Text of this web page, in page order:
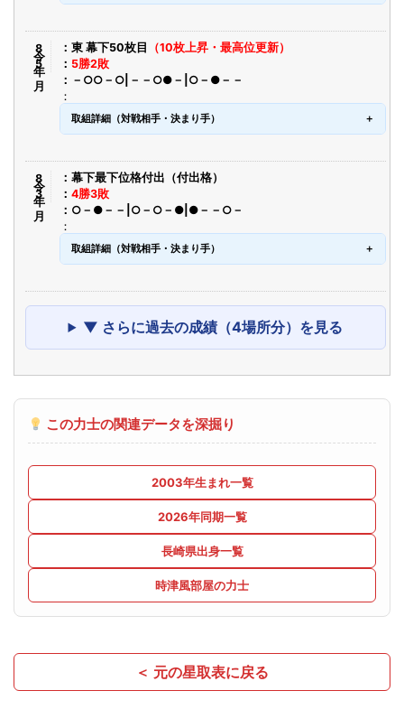
令8年5月 東 幕下50枚目
（10枚上昇・最高位更新）
5勝2敗
－○○－○|－－○●－|○－●－－
取組詳細（対戦相手・決まり手）
令8年3月
幕下最下位格付出（付出格）
4勝3敗
○－●－－|○－○－●|●－－○－
取組詳細（対戦相手・決まり手）
▼ さらに過去の成績（4場所分）を見る
この力士の関連データを深掘り
2003年生まれ一覧
2026年同期一覧
長崎県出身一覧
時津風部屋の力士
＜ 元の星取表に戻る